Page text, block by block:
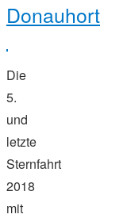
Donauhort
Die
5.
und
letzte
Sternfahrt
2018
mit